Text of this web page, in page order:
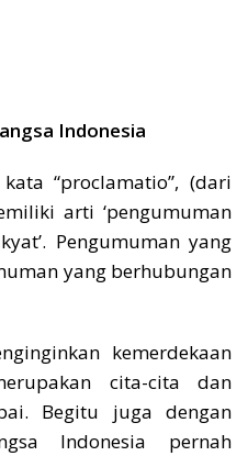
Indonesia
“proclamatio”, (dari
arti ‘pengumuman
Pengumuman yang
yang berhubungan
kemerdekaan
cita-cita dan
Begitu juga dengan
Indonesia pernah